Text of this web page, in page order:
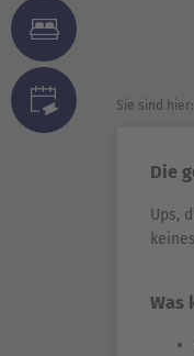
Sie sind hier:
Die
Ups,
Was